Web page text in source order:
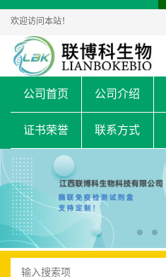
欢迎访问本站！
公司首页 公司介绍
证书荣誉 联系方式